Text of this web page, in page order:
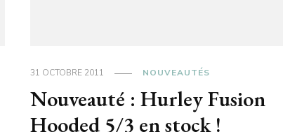
31 OCTOBRE 2011 NOUVEAUTÉS
Nouveauté : Hurley Fusion
Hooded 5/3 en stock !